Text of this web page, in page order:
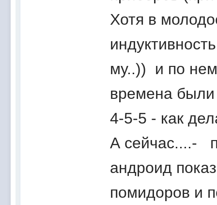
Хотя в
му..)) и по
времена
4-5-5 - как
А сейчас....-
андроид
помидоров и